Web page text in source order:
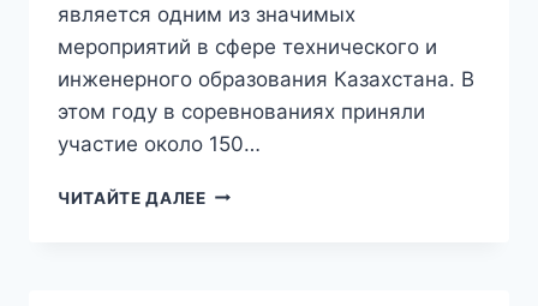
является одним из значимых
мероприятий в сфере технического и
инженерного образования Казахстана. В
этом году в соревнованиях приняли
участие около 150…
ЧИТАЙТЕ ДАЛЕЕ